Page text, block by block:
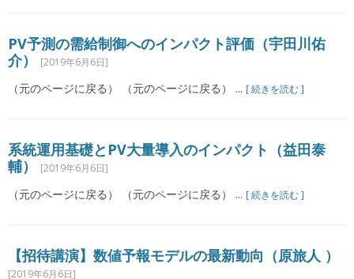
PV予測の需給制御へのインパクト評価（宇田川佑
介）
[2019年6月6日]
（元のページに戻る） （元のページに戻る） ... [ 続きを読む ]
系統運用基礎とPV大量導入のインパクト（益田泰
輔）
[2019年6月6日]
（元のページに戻る） （元のページに戻る） ... [ 続きを読む ]
【招待講演】数値予報モデルの最新動向（原旅人 ）
[2019年6月6日]